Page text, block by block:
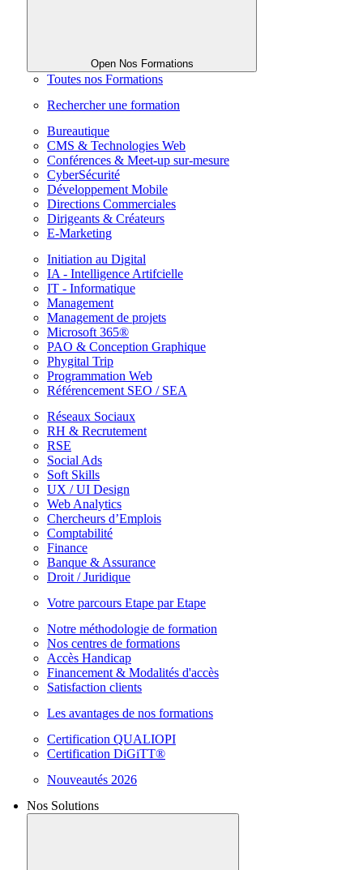
Open Nos Formations
Toutes nos Formations
Rechercher une formation
Bureautique
CMS & Technologies Web
Conférences & Meet-up sur-mesure
CyberSécurité
Développement Mobile
Directions Commerciales
Dirigeants & Créateurs
E-Marketing
Initiation au Digital
IA - Intelligence Artifcielle
IT - Informatique
Management
Management de projets
Microsoft 365®
PAO & Conception Graphique
Phygital Trip
Programmation Web
Référencement SEO / SEA
Réseaux Sociaux
RH & Recrutement
RSE
Social Ads
Soft Skills
UX / UI Design
Web Analytics
Chercheurs d’Emplois
Comptabilité
Finance
Banque & Assurance
Droit / Juridique
Votre parcours Etape par Etape
Notre méthodologie de formation
Nos centres de formations
Accès Handicap
Financement & Modalités d'accès
Satisfaction clients
Les avantages de nos formations
Certification QUALIOPI
Certification DiGiTT®
Nouveautés 2026
Nos Solutions